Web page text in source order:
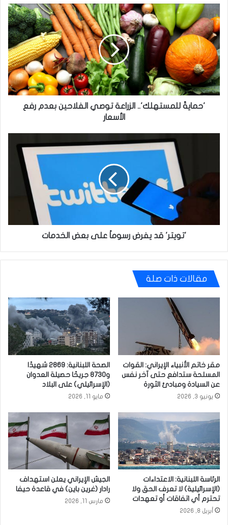
'حمايةً
للمستهلك'..
الزراعة
توصي
الفلاحين
بعدم
رفع
الأسعار
'حمايةً للمستهلك'.. الزراعة توصي الفلاحين بعدم رفع
الأسعار
بعض
'تويتر' قد يفرض رسوماً على بعض الخدمات
مقالات ذات صلة
مقر خاتم الأنبياء الإيراني: القوات
المسلحة ستدافع حتى آخر نفس
عن السيادة ومبادئ الثورة
يونيو 3, 2026
الصحة اللبنانية: 2869 شهيدًا
و8730 جريحًا حصيلة العدوان
(الإسرائيلي) على البلاد
مايو 11, 2026
الرئاسة اللبنانية: الاعتداءات
(الإسرائيلية) لا تعرف الحق ولا
تحترم أي اتفاقات أو تعهدات
أبريل 8, 2026
الجيش الإيراني يعلن استهداف
رادار (غرين باين) في قاعدة حيفا
مارس 11, 2026